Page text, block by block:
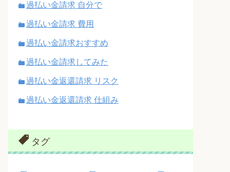
過払い金請求 自分で
過払い金請求 費用
過払い金請求おすすめ
過払い金請求してみた
過払い金返還請求 リスク
過払い金返還請求 仕組み
タグ